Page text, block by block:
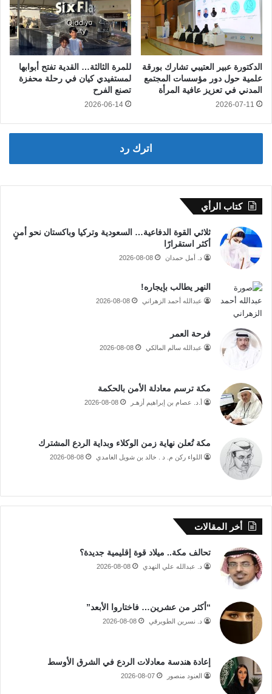
الدكتورة عبير العتيبي تشارك بورقة
علمية حول دور مؤسسات المجتمع
المدني في تعزيز عافية المرأة
2026-07-11
للمرة الثالثة… القدية تفتح أبوابها
لمستفيدي كيان في رحلة محفزة
تصنع الفرح
2026-06-14
اترك رد
كتاب الرأي
ثلاثي القوة الدفاعية… السعودية وتركيا وباكستان نحو أمنٍ
أكثر استقرارًا
د. أمل حمدان 2026-08-08
النهر يطالب بإيجاره!
عبدالله أحمد الزهراني 2026-08-08
فرحة العمر
عبدالله سالم المالكي 2026-08-08
مكة ترسم معادلة الأمن بالحكمة
أ.د. عصام بن إبراهيم أزهـر 2026-08-08
مكة تُعلن نهاية زمن الوكلاء وبداية الردع المشترك
اللواء ركن م. د . خالد بن شويل الغامدي 2026-08-08
أخر المقالات
تحالف مكة.. ميلاد قوة إقليمية جديدة؟
د. عبدالله علي النهدي 2026-08-08
“أكثر من عشرين… فاختاروا الأبعد”
د. نسرين الطويرقي 2026-08-08
إعادة هندسة معادلات الردع في الشرق الأوسط
العنود منصور 2026-08-07